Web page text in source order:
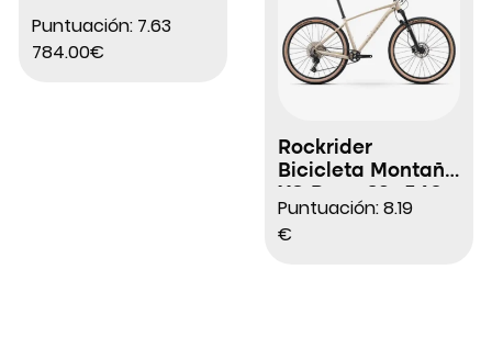
Puntuación: 7.63
784.00€
Rockrider
Bicicleta Montaña
Puntuación: 8.19
€